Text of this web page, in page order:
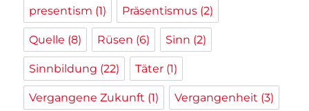
presentism (1) Präsentismus (2)
Quelle (8) Rüsen (6) Sinn (2)
Sinnbildung (22) Täter (1)
Vergangene Zukunft (1) Vergangenheit (3)